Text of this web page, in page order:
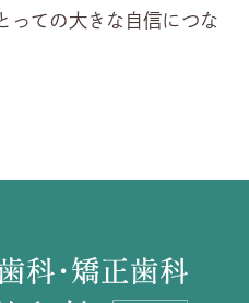
っての大きな自信につな